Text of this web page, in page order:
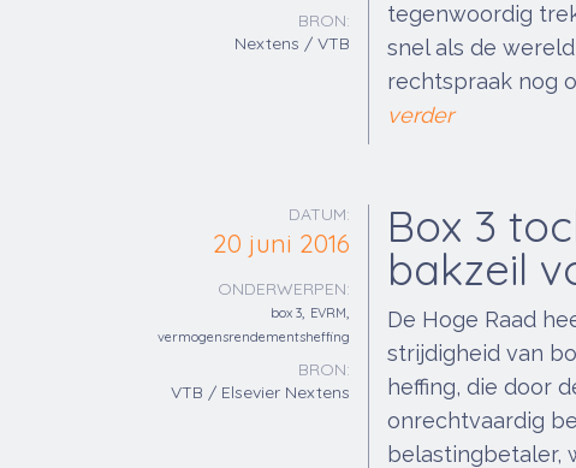
BRON:
Nextens / VTB
tegenwoordig
snel als de
rechtspraak nog
verder
DATUM:
20 juni 2016
ONDERWERPEN:
box 3, EVRM,
vermogensrendementsheffing
BRON:
VTB / Elsevier Nextens
Box 3
bakzeil
De Hoge Raad
strijdigheid van
heffing, die door
onrechtvaardig
belastingbetaler,